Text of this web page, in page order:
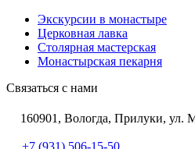
Экскурсии в монастыре
Церковная лавка
Столярная мастерская
Монастырская пекарня
Связаться с нами
160901, Вологда, Прилуки, ул.
+7 (931) 506-15-50